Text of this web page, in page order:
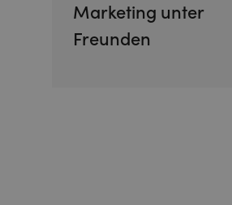
Marketing unter
Freunden